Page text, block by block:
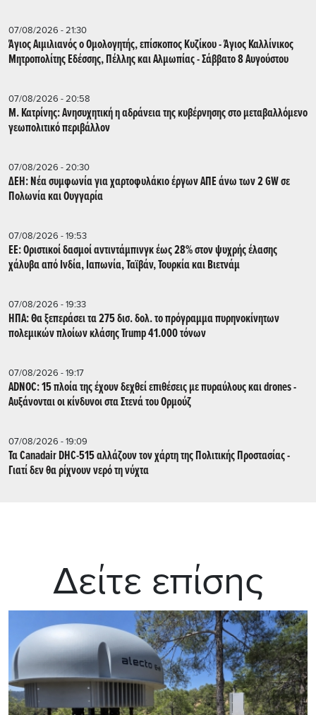
07/08/2026 - 21:30
Άγιος Αιμιλιανός ο Ομολογητής, επίσκοπος Κυζίκου - Άγιος Καλλίνικος
Μητροπολίτης Εδέσσης, Πέλλης και Αλμωπίας - Σάββατο 8 Αυγούστου
07/08/2026 - 20:58
Μ. Κατρίνης: Ανησυχητική η αδράνεια της κυβέρνησης στο μεταβαλλόμενο
γεωπολιτικό περιβάλλον
07/08/2026 - 20:30
ΔΕΗ: Νέα συμφωνία για χαρτοφυλάκιο έργων ΑΠΕ άνω των 2 GW σε
Πολωνία και Ουγγαρία
07/08/2026 - 19:53
ΕΕ: Οριστικοί δασμοί αντιντάμπινγκ έως 28% στον ψυχρής έλασης
χάλυβα από Ινδία, Ιαπωνία, Ταϊβάν, Τουρκία και Βιετνάμ
07/08/2026 - 19:33
ΗΠΑ: Θα ξεπεράσει τα 275 δισ. δολ. το πρόγραμμα πυρηνοκίνητων
πολεμικών πλοίων κλάσης Trump 41.000 τόνων
07/08/2026 - 19:17
ADNOC: 15 πλοία της έχουν δεχθεί επιθέσεις με πυραύλους και drones -
Aυξάνονται οι κίνδυνοι στα Στενά του Ορμούζ
07/08/2026 - 19:09
Τα Canadair DHC-515 αλλάζουν τον χάρτη της Πολιτικής Προστασίας -
Γιατί δεν θα ρίχνουν νερό τη νύχτα
Δείτε επίσης